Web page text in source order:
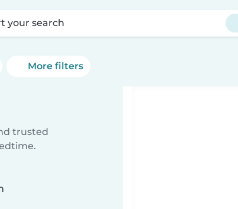
your search
More filters
trusted